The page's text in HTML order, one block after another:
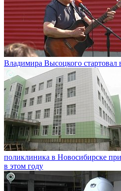
Владимира Высоцкого стартовал
поликлиника в Новосибирске
в этом году